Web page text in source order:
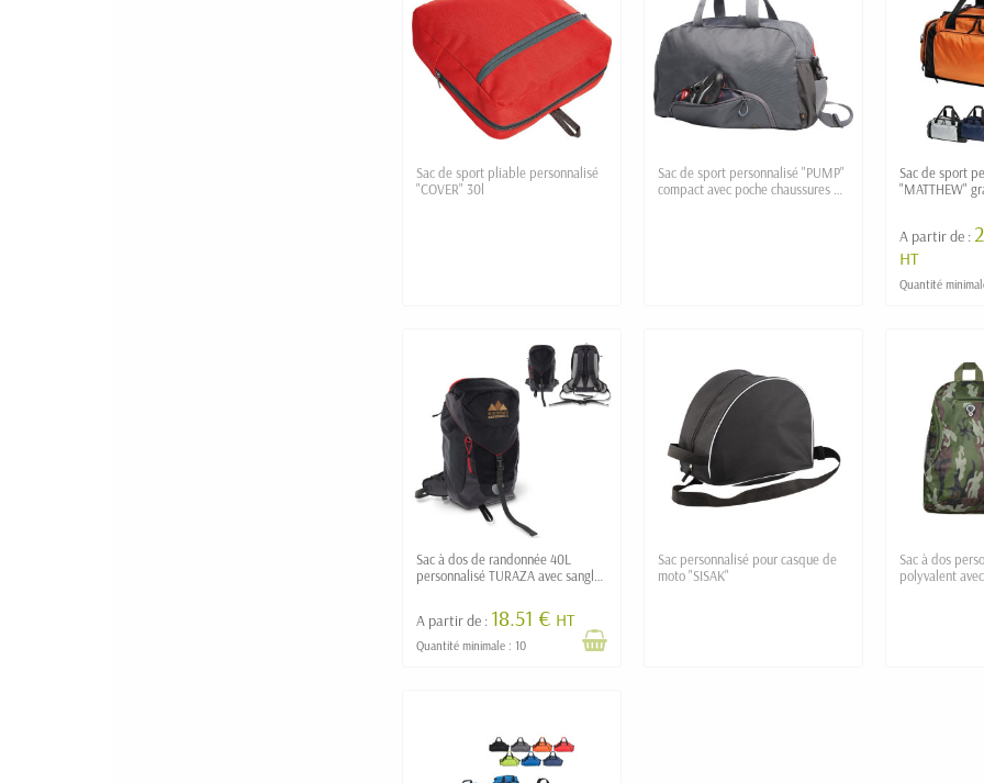
Sac de sport pliable personnalisé
"COVER" 30l
Sac de sport personnalisé "PUMP"
compact avec poche chaussures et
Sac de sport
"MATTHEW"
A partir de :
HT
Quantité
Sac à dos de randonnée 40L
personnalisé TURAZA avec sangle
A partir de : 18.51 € HT
Quantité minimale : 10
Sac personnalisé pour casque de
moto "SISAK"
Sac à dos
polyvalent